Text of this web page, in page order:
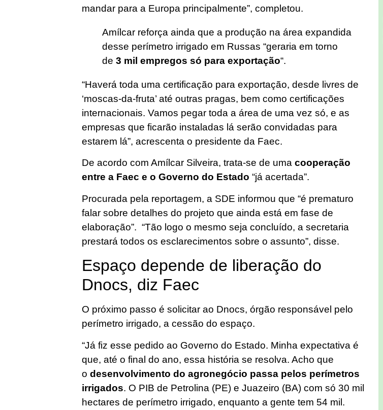
mandar para a Europa principalmente”, completou.
Amílcar reforça ainda que a produção na área expandida
desse perímetro irrigado em Russas “geraria em torno
de 3 mil empregos só para exportação“.
“Haverá toda uma certificação para exportação, desde livres de
‘moscas-da-fruta’ até outras pragas, bem como certificações
internacionais. Vamos pegar toda a área de uma vez só, e as
empresas que ficarão instaladas lá serão convidadas para
estarem lá”, acrescenta o presidente da Faec.
De acordo com Amílcar Silveira, trata-se de umacooperação
entre a Faec e o Governo do Estado “já acertada”.
Procurada pela reportagem, a SDE informou que “é prematuro
falar sobre detalhes do projeto que ainda está em fase de
elaboração”. “Tão logo o mesmo seja concluído, a secretaria
prestará todos os esclarecimentos sobre o assunto”, disse.
Espaço depende de liberação do
Dnocs, diz Faec
O próximo passo é solicitar ao Dnocs, órgão responsável pelo
perímetro irrigado, a cessão do espaço.
“Já fiz esse pedido ao Governo do Estado. Minha expectativa é
que, até o final do ano, essa história se resolva. Acho que
o desenvolvimento do agronegócio passa pelos perímetros
irrigados. O PIB de Petrolina (PE) e Juazeiro (BA) com só 30 mil
hectares de perímetro irrigado, enquanto a gente tem 54 mil.